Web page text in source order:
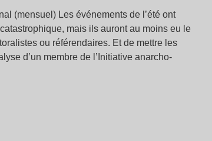
(mensuel) Les événements de l’été ont
mais ils auront au moins eu le
ou référendaires. Et de mettre les
d’un membre de l’Initiative anarcho-